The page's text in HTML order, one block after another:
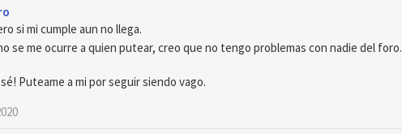
si mi cumple aun no llega.
se me ocurre a quien putear, creo que no tengo problemas con nadie del foro.
sé! Puteame a mi por seguir siendo vago.